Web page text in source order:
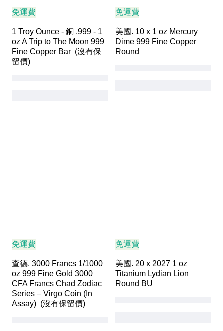
免運費
1 Troy Ounce - 銅 .999 - 1
oz A Trip to The Moon 999
Fine Copper Bar  (沒有保
留價)
免運費
美國. 10 x 1 oz Mercury
Dime 999 Fine Copper
Round
免運費
查德. 3000 Francs 1/1000
oz 999 Fine Gold 3000
CFA Francs Chad Zodiac
Series – Virgo Coin (In
Assay)  (沒有保留價)
免運費
美國. 20 x 2027 1 oz
Titanium Lydian Lion
Round BU